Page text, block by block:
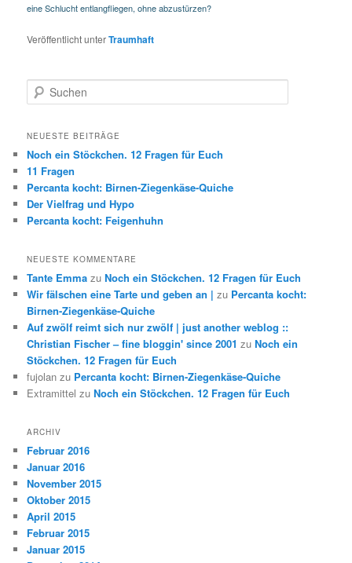
eine Schlucht entlangfliegen, ohne abzustürzen?
Veröffentlicht unterTraumhaft
Suchen
NEUESTE BEITRÄGE
Noch ein Stöckchen. 12 Fragen für Euch
11 Fragen
Percanta kocht: Birnen-Ziegenkäse-Quiche
Der Vielfrag und Hypo
Percanta kocht: Feigenhuhn
NEUESTE KOMMENTARE
Tante Emma zuNoch ein Stöckchen. 12 Fragen für Euch
Wir fälschen eine Tarte und geben an | zu Percanta kocht:
Birnen-Ziegenkäse-Quiche
Auf zwölf reimt sich nur zwölf | just another weblog ::
Christian Fischer – fine bloggin' since 2001 zuNoch ein
Stöckchen. 12 Fragen für Euch
fujolan zu Percanta kocht: Birnen-Ziegenkäse-Quiche
Extramittel zuNoch ein Stöckchen. 12 Fragen für Euch
ARCHIV
Februar 2016
Januar 2016
November 2015
Oktober 2015
April 2015
Februar 2015
Januar 2015